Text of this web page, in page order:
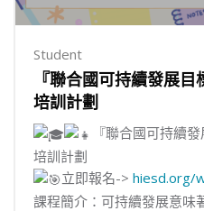
Student
『聯合國可持續發展
培訓計劃
『聯合國可持續
培訓計劃
立即報名-> hiesd.org/
課程簡介：可持續發展意味